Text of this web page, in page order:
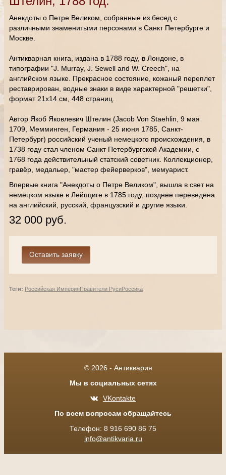
Анекдоты о Петре Великом, собранные из бесед с
различными знаменитыми персонами в Санкт Петербурге и
Москве.
Антикварная книга, издана в 1788 году, в Лондоне, в
типографии "J. Murray, J. Sewell and W. Creech", на
английском языке. Прекрасное состояние, кожаный переплет
реставрирован, водные знаки в виде характерной "решетки",
формат 21х14 см, 448 страниц.
Автор Якоб Яковлевич Штелин (Jacob Von Staehlin, 9 мая
1709, Мемминген, Германия - 25 июня 1785, Санкт-
Петербург) российский ученый немецкого происхождения, в
1738 году стал членом Санкт Петербургской Академии, с
1768 года действительный статский советник. Коллекционер,
гравёр, медальер, "мастер фейерверков", мемуарист.
Впервые книга "Анекдоты о Петре Великом", вышла в свет на
немецком языке в Лейпциге в 1785 году, позднее переведена
на английский, русский, французский и другие языки.
32 000 руб.
Теги: Российская ИмперияПравители РусиРоссика
© 2026 - Антиквария
Мы в социальных сетях
VKontakte
По всем вопросам обращайтесь
Телефон: 8 916 690 86 75
info@antikvaria.ru